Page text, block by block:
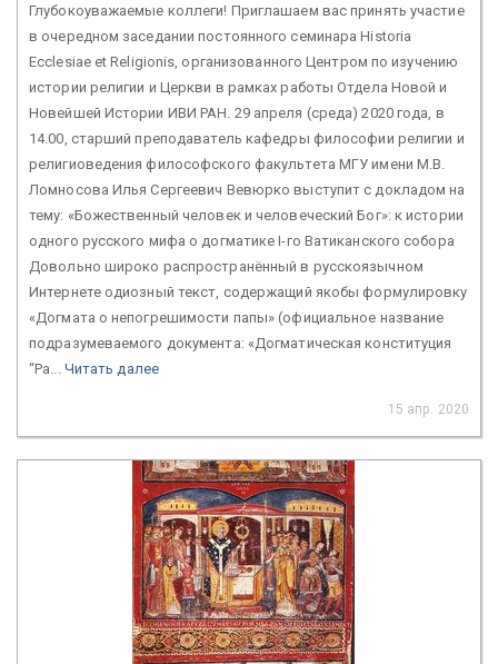
Глубокоуважаемые коллеги! Приглашаем вас принять участие
в очередном заседании постоянного семинара Historia
Ecclesiae et Religionis, организованного Центром по изучению
истории религии и Церкви в рамках работы Отдела Новой и
Новейшей Истории ИВИ РАН. 29 апреля (среда) 2020 года, в
14.00, старший преподаватель кафедры философии религии и
религиоведения философского факультета МГУ имени М.В.
Ломносова Илья Сергеевич Вевюрко выступит с докладом на
тему: «Божественный человек и человеческий Бог»: к истории
одного русского мифа о догматике I-го Ватиканского собора
Довольно широко распространённый в русскоязычном
Интернете одиозный текст, содержащий якобы формулировку
«Догмата о непогрешимости папы» (официальное название
подразумеваемого документа: «Догматическая конституция
“Pa... Читать далее
15 апр. 2020